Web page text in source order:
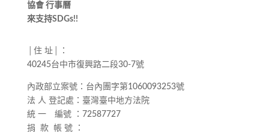
協會 行事曆
來支持SDGs!!
│住 址│：
40245台中市復興路二段30-7號
內政部立案號：台內團字第1060093253號
法 人 登記處：臺灣臺中地方法院
統 一 編號 ：72587727
捐 款 帳 號 ：